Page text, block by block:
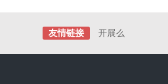
友情链接 开展么